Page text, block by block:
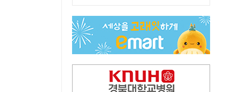
국민 51.9% "李 대통령 재판 재개 필요하다"
경북 영천시, 9월부터 11월까지 반값 여행 혜택 제공
아쉬운 태클